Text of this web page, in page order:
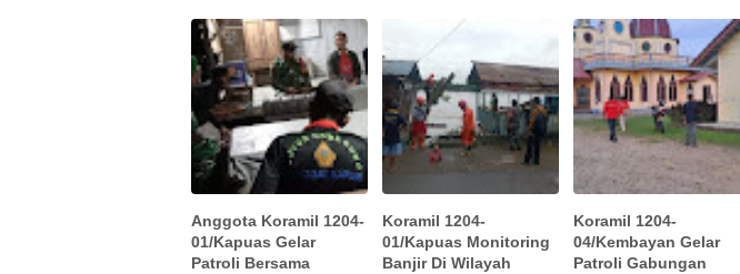
Anggota Koramil 1204-
01/Kapuas Gelar
Patroli Bersama
Koramil 1204-
01/Kapuas Monitoring
Banjir Di Wilayah
Koramil 1204-
04/Kembayan Gelar
Patroli Gabungan